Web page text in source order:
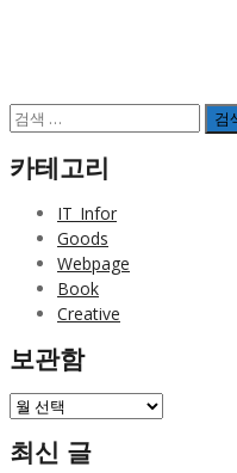
검
색:
카테고리
IT_Infor
Goods
Webpage
Book
Creative
보관함
보
함
최신 글